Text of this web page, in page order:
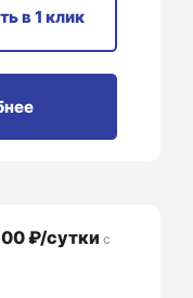
в 1 клик
₽/сутки с